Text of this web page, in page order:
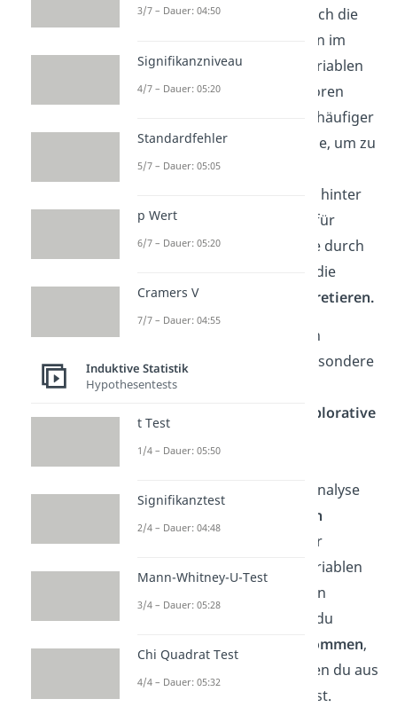
weiter rechnen könntest. Durch die
geringere Anzahl der Faktoren im
Vergleich zu den Ausgangsvariablen
ist das Rechnen mit den Faktoren
Noch häufiger
nutzt man die Faktorenanalyse, um zu
untersuchen, welche
Gemeinsamkeiten überhaupt hinter
deinen Variablen stecken. Dafür
führst du die Faktorenanalyse durch
und versuchst anschließend, die
Faktoreninhaltlich zu interpretieren.
Die Faktorenanalyse gibt es in
verschiedenen Formen. Insbesondere
unterscheidet man die
konfirmatorische
explorative
Faktorenanalyse.
konfirmatorischen Faktorenanalyse
konkrete Hypothesen
darüber, wie viele und was für
Faktoren du hinter deinen Variablen
erwartest. Bei der explorativen
Faktorenanalyse betrachtest du
hingegen ganz
unvoreingenommen,
welche gemeinsamen Faktoren du aus
deinen Variablen bilden kannst.
3/7 – Dauer: 04:50
Signifikanzniveau
4/7 – Dauer: 05:20
Standardfehler
5/7 – Dauer: 05:05
p Wert
6/7 – Dauer: 05:20
Cramers V
7/7 – Dauer: 04:55
Induktive Statistik
Hypothesentests
t Test
1/4 – Dauer: 05:50
Signifikanztest
2/4 – Dauer: 04:48
Mann-Whitney-U-Test
3/4 – Dauer: 05:28
Chi Quadrat Test
4/4 – Dauer: 05:32